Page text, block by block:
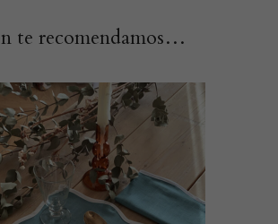
te recomendamos…